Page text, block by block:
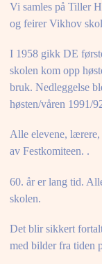
Vi samles på Tiller
og feirer Vikhov
I 1958 gikk DE
skolen kom opp
bruk. Nedleggelse
høsten/våren 1991/
Alle elevene, lærere,
av Festkomiteen. .
60. år er lang tid.
skolen.
Det blir sikkert
med bilder fra tiden